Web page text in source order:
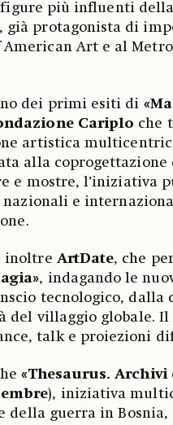
più influenti della
già protagonista di
Art e al
dei primi esiti di
Cariplo che
artistica
alla coprogettazione
e mostre, l’iniziativa
e
inoltre ArtDate, che
, indagando le
tecnologico, dalla
del villaggio globale. Il
talk e proiezioni
«Thesaurus.
), iniziativa
della guerra in Bosnia,